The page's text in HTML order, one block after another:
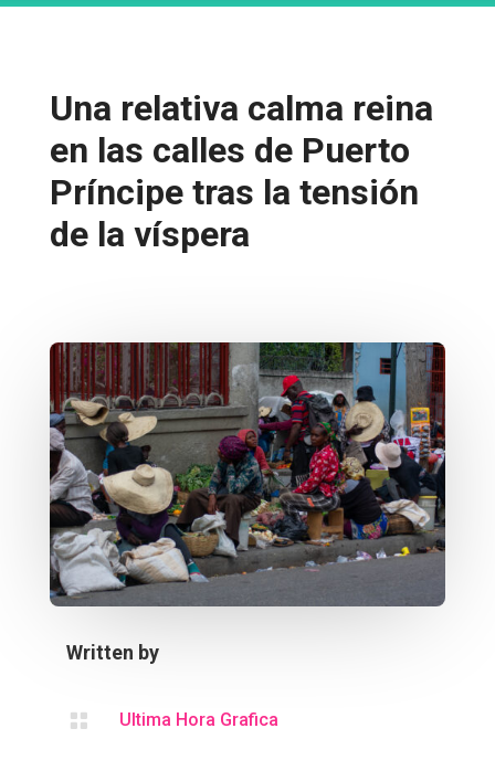
Una relativa calma reina
en las calles de Puerto
Príncipe tras la tensión
de la víspera
Written by
 Ultima Hora Grafica